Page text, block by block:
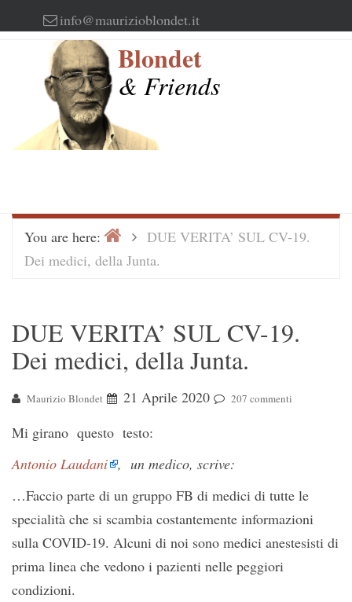
to
info@maurizioblondet.it
Blondet
& Friends
You are here: HomeDUE VERITA’ SUL CV-19.
Dei medici, della Junta.
DUE VERITA’ SUL CV-19.
Dei medici, della Junta.
Maurizio Blondet 21 Aprile 2020 207 commenti
Mi girano questo testo:
Antonio Laudani , un medico, scrive:
…Faccio parte di un gruppo FB di medici di tutte le
specialità che si scambia costantemente informazioni
sulla COVID-19. Alcuni di noi sono medici anestesisti di
prima linea che vedono i pazienti nelle peggiori
condizioni.